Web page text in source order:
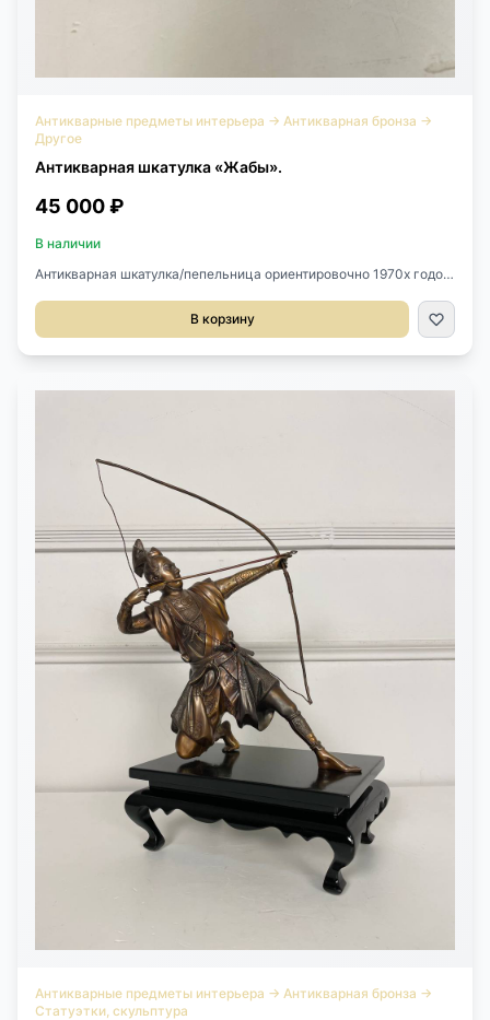
Антикварные предметы интерьера → Антикварная бронза →
Другое
Антикварная шкатулка «Жабы».
45 000 ₽
В наличии
Антикварная шкатулка/пепельница ориентировочно 1970х годов,
В корзину
Антикварные предметы интерьера → Антикварная бронза →
Статуэтки, скульптура